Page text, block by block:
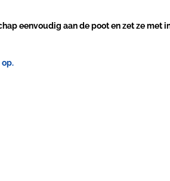
eenvoudig aan de poot en zet ze met